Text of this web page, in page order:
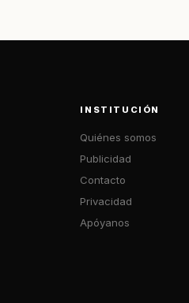
INSTITUCIÓN
Quiénes somos
Publicidad
Contacto
Privacidad
Apóyanos